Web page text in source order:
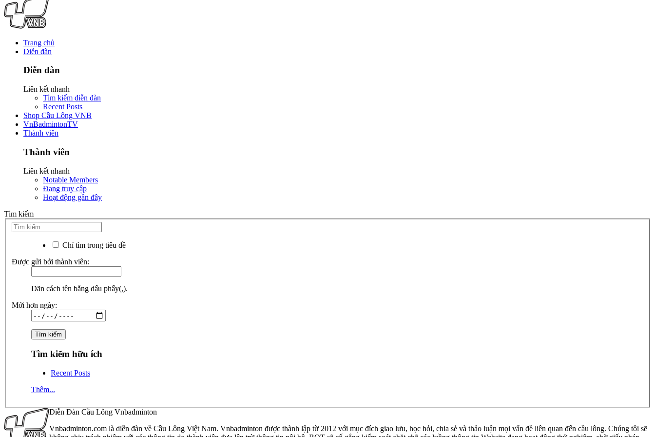
Trang chủ
Diễn đàn
Diễn đàn
Liên kết nhanh
Tìm kiếm diễn đàn
Recent Posts
Shop Cầu Lông VNB
VnBadmintonTV
Thành viên
Thành viên
Liên kết nhanh
Notable Members
Đang truy cập
Hoạt động gần đây
Tìm kiếm
Chỉ tìm trong tiêu đề
Được gửi bởi thành viên:
Dãn cách tên bằng dấu phẩy(,).
Mới hơn ngày:
Tìm kiếm hữu ích
Recent Posts
Thêm...
Diễn Đàn Cầu Lông Vnbadminton
Vnbadminton.com là diễn đàn về Cầu Lông Việt Nam. Vnbadminton được thành lập từ 2012 với mục đích giao lưu, học hỏi, chia sẻ và thảo luận mọi vấn đề liên quan đến cầu lông. Chúng tôi sẽ